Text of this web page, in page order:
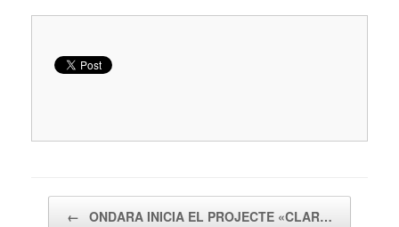
← ONDARA INICIA EL PROJECTE «CLAR…